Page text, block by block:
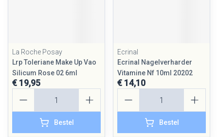
La Roche Posay
Lrp Toleriane Make Up Vao
Silicum Rose 02 6ml
€ 19,95
Bestel
Ecrinal
Ecrinal Nagelverharder
Vitamine Nf 10ml 20202
€ 14,10
Bestel